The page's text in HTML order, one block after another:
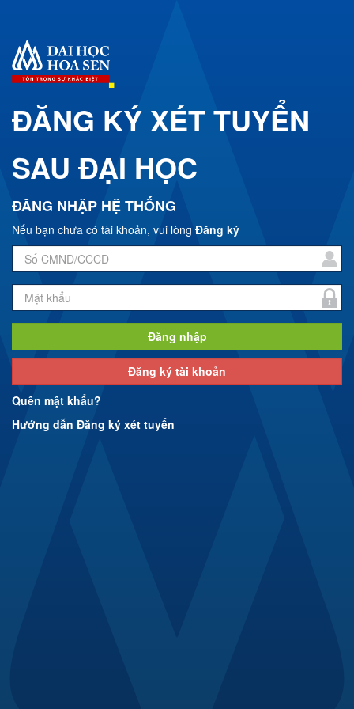
ĐĂNG KÝ XÉT TUYỂN
SAU ĐẠI HỌC
ĐĂNG NHẬP HỆ THỐNG
Nếu bạn chưa có tài khoản, vui lòng Đăng ký
Đăng nhập
Đăng ký tài khoản
Quên mật khẩu?
Hướng dẫn Đăng ký xét tuyển